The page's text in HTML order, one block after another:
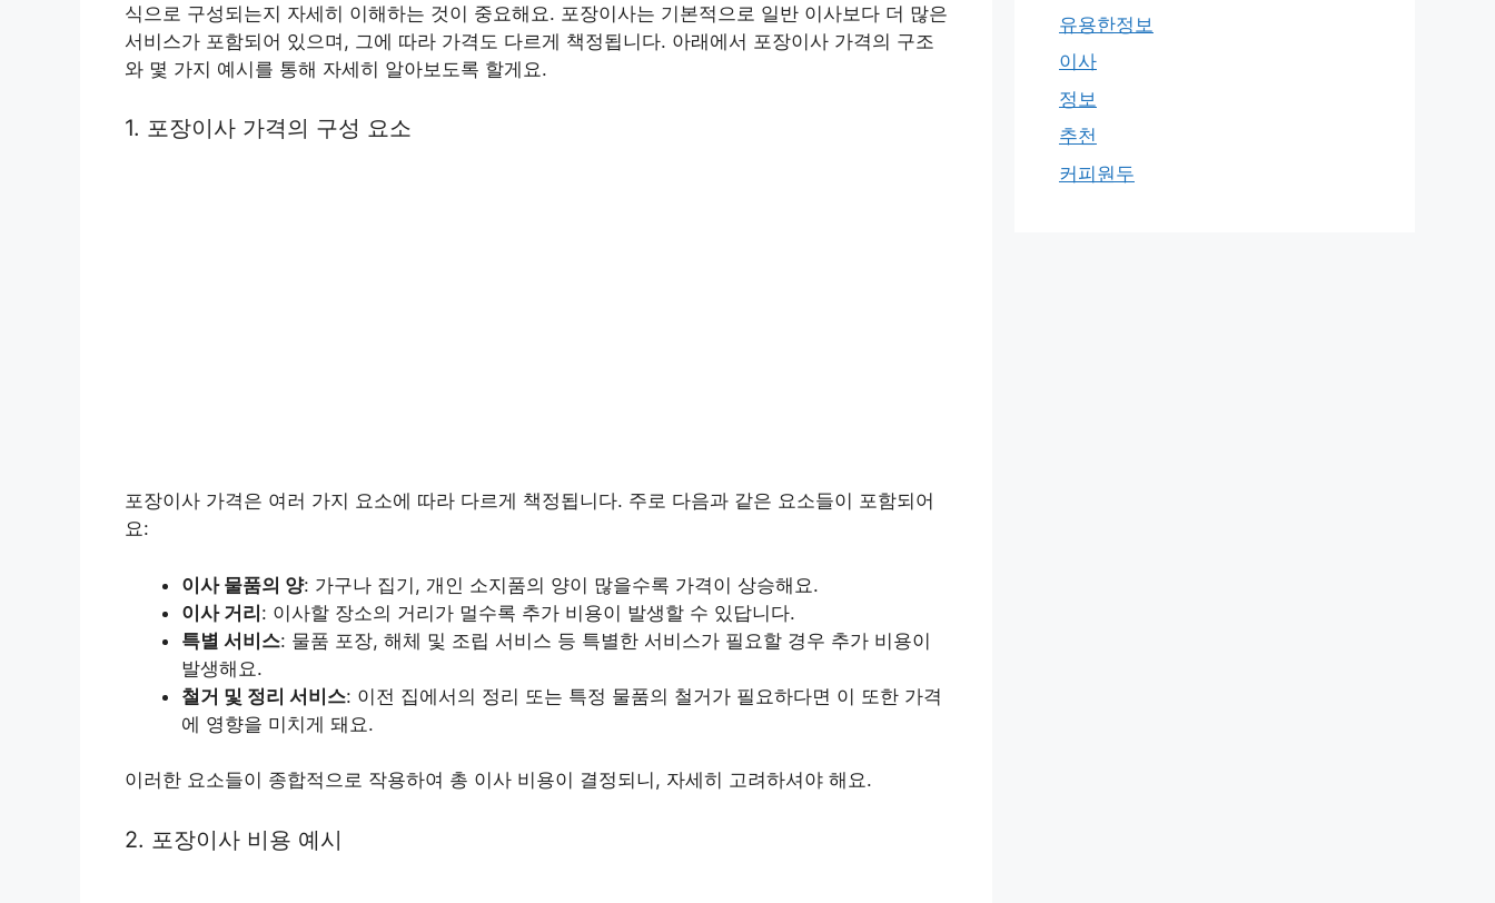
식으로 구성되는지 자세히 이해하는 것이 중요해요. 포장이사는 기본적으로 일반 이사보다 더 많은
서비스가 포함되어 있으며, 그에 따라 가격도 다르게 책정됩니다. 아래에서 포장이사 가격의 구조
와 몇 가지 예시를 통해 자세히 알아보도록 할게요.
1. 포장이사 가격의 구성 요소
포장이사 가격은 여러 가지 요소에 따라 다르게 책정됩니다. 주로 다음과 같은 요소들이 포함되어
요:
이사 물품의 양: 가구나 집기, 개인 소지품의 양이 많을수록 가격이 상승해요.
이사 거리: 이사할 장소의 거리가 멀수록 추가 비용이 발생할 수 있답니다.
특별 서비스: 물품 포장, 해체 및 조립 서비스 등 특별한 서비스가 필요할 경우 추가 비용이
발생해요.
철거 및 정리 서비스: 이전 집에서의 정리 또는 특정 물품의 철거가 필요하다면 이 또한 가격
에 영향을 미치게 돼요.
이러한 요소들이 종합적으로 작용하여 총 이사 비용이 결정되니, 자세히 고려하셔야 해요.
2. 포장이사 비용 예시
유용한정보
이사
정보
추천
커피원두